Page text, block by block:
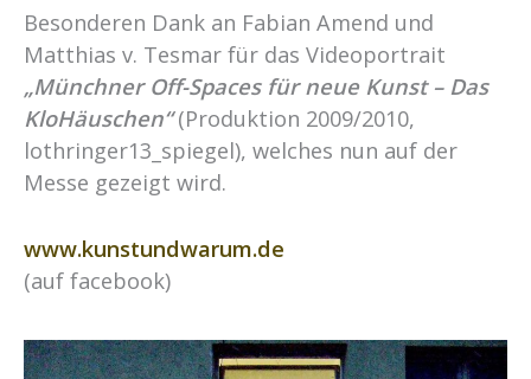
Besonderen Dank an Fabian Amend und
Matthias v. Tesmar für das Videoportrait
„Münchner Off-Spaces für neue Kunst – Das
KloHäuschen“(Produktion 2009/2010,
lothringer13_spiegel), welches nun auf der
Messe gezeigt wird.
www.kunstundwarum.de
(auf facebook)